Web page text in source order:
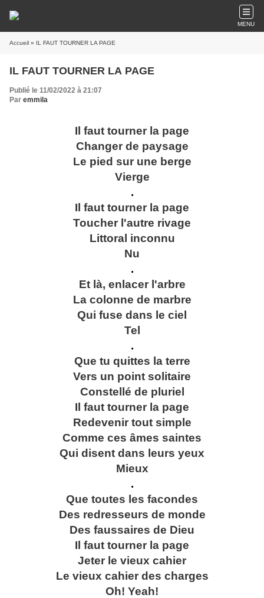
MENU
Accueil » IL FAUT TOURNER LA PAGE
IL FAUT TOURNER LA PAGE
Publié le 11/02/2022 à 21:07
Par emmila
Il faut tourner la page
Changer de paysage
Le pied sur une berge
Vierge
.
Il faut tourner la page
Toucher l'autre rivage
Littoral inconnu
Nu
.
Et là, enlacer l'arbre
La colonne de marbre
Qui fuse dans le ciel
Tel
.
Que tu quittes la terre
Vers un point solitaire
Constellé de pluriel
Il faut tourner la page
Redevenir tout simple
Comme ces âmes saintes
Qui disent dans leurs yeux
Mieux
.
Que toutes les facondes
Des redresseurs de monde
Des faussaires de Dieu
Il faut tourner la page
Jeter le vieux cahier
Le vieux cahier des charges
Oh! Yeah!